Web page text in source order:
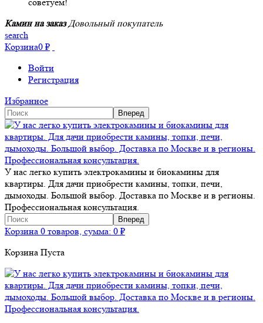
Камин на заказ Довольный покупатель
search
Корзина0 ₽
Войти
Регистрация
Избранное
У нас легко купить электрокамины и биокамины для
квартиры. Для дачи приобрести камины, топки, печи,
дымоходы. Большой выбор. Доставка по Москве и в регионы.
Профессиональная консультация.
Корзина 0 товаров, сумма: 0 ₽
Корзина Пуста